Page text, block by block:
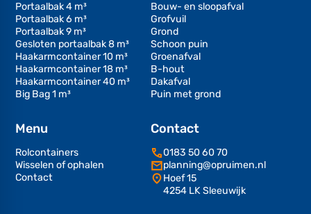
Portaalbak 4 m³
Portaalbak 6 m³
Portaalbak 9 m³
Gesloten portaalbak 8 m³
Haakarmcontainer 10 m³
Haakarmcontainer 18 m³
Haakarmcontainer 40 m³
Big Bag 1 m³
Bouw- en sloopafval
Grofvuil
Grond
Schoon puin
Groenafval
B-hout
Dakafval
Puin met grond
Menu
Rolcontainers
Wisselen of ophalen
Contact
Contact
0183 50 60 70
planning@opruimen.nl
Hoef 15
4254 LK Sleeuwijk